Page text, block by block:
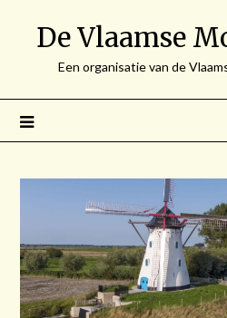
De Vlaamse
Een organisatie van de